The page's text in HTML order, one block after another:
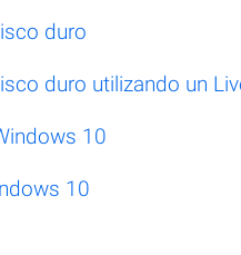
duro
duro utilizando un
10
10